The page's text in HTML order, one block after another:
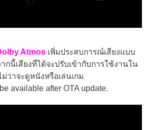
Atmos เพิ่มประสบการณ์เสียงแบบ
นี้เสียงที่ได้จะปรับเข้ากับการใช้งานใน
ว่าจะดูหนังหรือเล่นเกม
available after OTA update.